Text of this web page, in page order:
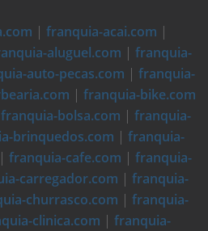
| franquia-acai.com |
aluguel.com | franquia-
auto-pecas.com | franquia-
| franquia-bike.com
franquia-bolsa.com | franquia-
brinquedos.com | franquia-
| franquia-cafe.com | franquia-
carregador.com | franquia-
churrasco.com | franquia-
clinica.com | franquia-